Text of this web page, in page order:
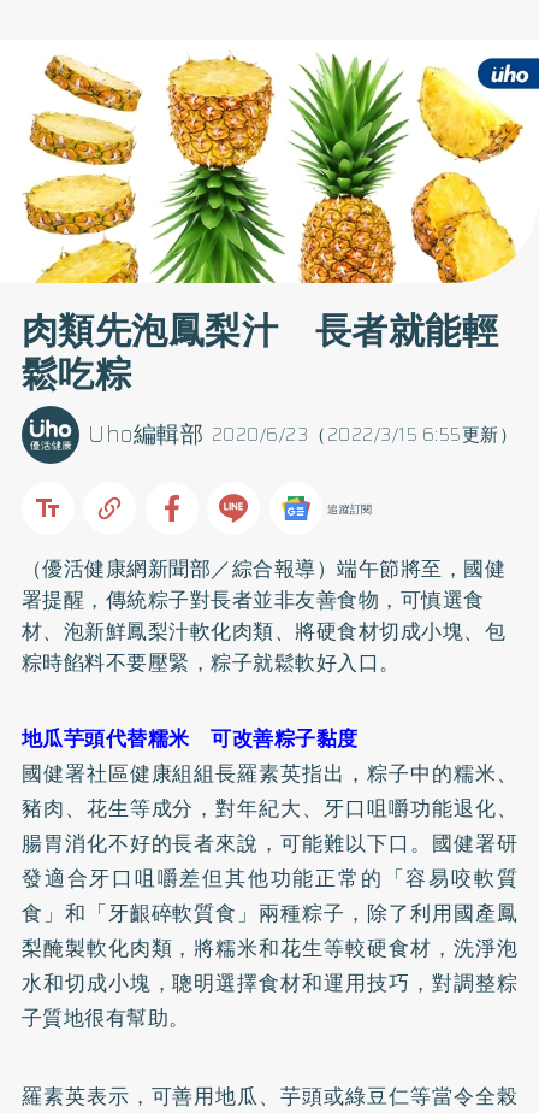
肉類先泡鳳梨汁 長者就能輕
鬆吃粽
2020/6/23（2022/3/15 6:55更新）
Uho編輯部
追蹤訂閱
（優活健康網新聞部／綜合報導）端午節將至，國健
署提醒，傳統粽子對長者並非友善食物，可慎選食
材、泡新鮮鳳梨汁軟化肉類、將硬食材切成小塊、包
粽時餡料不要壓緊，粽子就鬆軟好入口。
地瓜芋頭代替糯米 可改善粽子黏度
國健署社區健康組組長羅素英指出，粽子中的糯米、
豬肉、花生等成分，對年紀大、牙口咀嚼功能退化、
腸胃消化不好的長者來說，可能難以下口。國健署研
發適合牙口咀嚼差但其他功能正常的「容易咬軟質
食」和「牙齦碎軟質食」兩種粽子，除了利用國產鳳
梨醃製軟化肉類，將糯米和花生等較硬食材，洗淨泡
水和切成小塊，聰明選擇食材和運用技巧，對調整粽
子質地很有幫助。
羅素英表示，可善用地瓜、芋頭或綠豆仁等當令全榖